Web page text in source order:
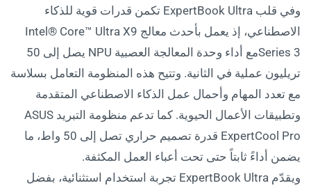
وفي قلب ExpertBook Ultra تكمن قدرات قوية للذكاء
الاصطناعي، إذ يعمل بأحدث معالج Intel®️ Core™️ Ultra X9
Series 3مع أداء وحدة المعالجة العصبية NPU يصل إلى 50
تريليون عملية في الثانية. وتتيح هذه المنظومة التعامل بسلاسة
مع تعدد المهام وأحمال عمل الذكاء الاصطناعي المتقدمة
وتطبيقات الأعمال الحيوية. كما تدعم منظومة التبريد ASUS
ExpertCool Pro قدرة تصميم حراري تصل إلى 50 واط، ما
يضمن أداءً ثابتاً حتى تحت أعباء العمل المكثفة.
ويقدّم ExpertBook Ultra تجربة استخدام استثنائية، بفضل